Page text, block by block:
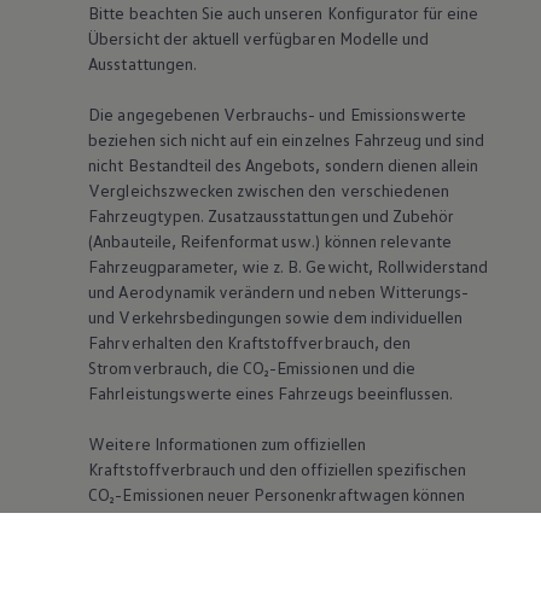
Bitte beachten Sie auch unseren Konfigurator für eine
Übersicht der aktuell verfügbaren Modelle und
Ausstattungen.
Die angegebenen Verbrauchs- und Emissionswerte
beziehen sich nicht auf ein einzelnes Fahrzeug und sind
nicht Bestandteil des Angebots, sondern dienen allein
Vergleichszwecken zwischen den verschiedenen
Fahrzeugtypen. Zusatzausstattungen und Zubehör
(Anbauteile, Reifenformat usw.) können relevante
Fahrzeugparameter, wie z. B. Gewicht, Rollwiderstand
und Aerodynamik verändern und neben Witterungs-
und Verkehrsbedingungen sowie dem individuellen
Fahrverhalten den Kraftstoffverbrauch, den
Stromverbrauch, die CO₂-Emissionen und die
Fahrleistungswerte eines Fahrzeugs beeinflussen.
Weitere Informationen zum offiziellen
Kraftstoffverbrauch und den offiziellen spezifischen
CO₂-Emissionen neuer Personenkraftwagen können
dem „Leitfaden über den Kraftstoffverbrauch, die CO₂-